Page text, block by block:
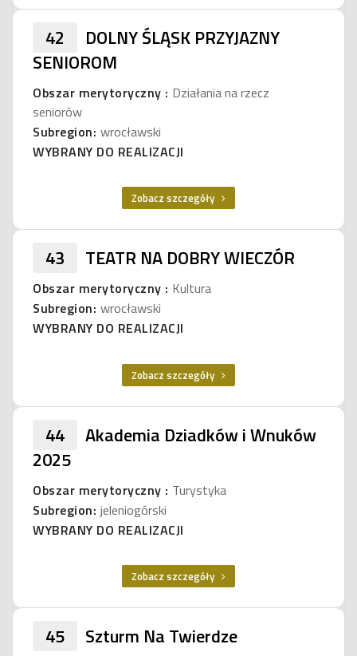
42
DOLNY ŚLĄSK PRZYJAZNY
SENIOROM
Obszar merytoryczny : Działania na rzecz
seniorów
Subregion: wrocławski
WYBRANY DO REALIZACJI
Zobacz szczegóły
43 TEATR NA DOBRY WIECZÓR
Obszar merytoryczny : Kultura
Subregion: wrocławski
WYBRANY DO REALIZACJI
Zobacz szczegóły
44
Akademia Dziadków i Wnuków
2025
Obszar merytoryczny : Turystyka
Subregion: jeleniogórski
WYBRANY DO REALIZACJI
Zobacz szczegóły
45 Szturm Na Twierdze